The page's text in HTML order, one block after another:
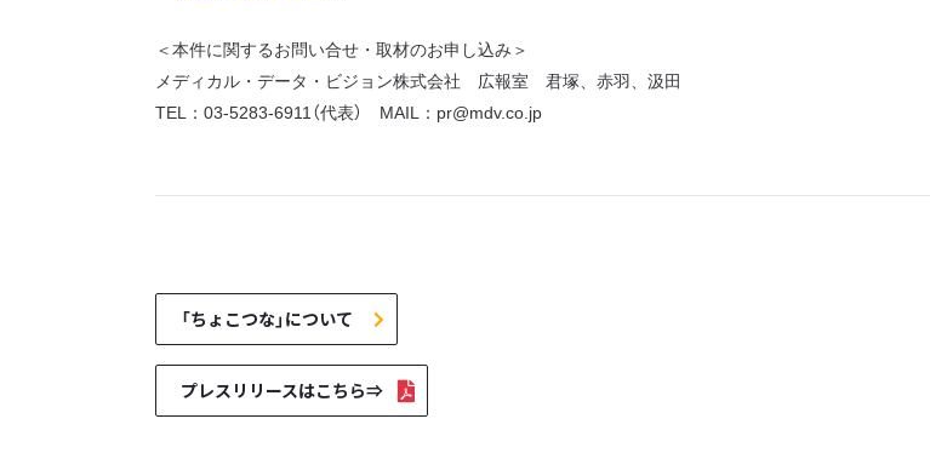
＜本件に関するお問い合せ・取材のお申し込み＞
メディカル・データ・ビジョン株式会社 広報室 君塚、赤羽、汲田
TEL：03-5283-6911（代表） MAIL：pr@mdv.co.jp
「ちょこつな」について
プレスリリースはこちら⇒